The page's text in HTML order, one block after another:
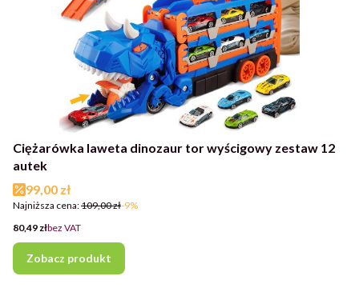
Ciężarówka laweta dinozaur tor wyścigowy zestaw 12
autek
Cena promocyjna
99,00 zł
Najniższa cena:109,00 zł-9%
Cena
80,49 złbez VAT
Zobacz produkt